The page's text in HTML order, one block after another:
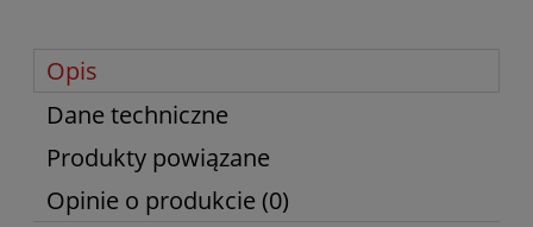
Opis
Dane techniczne
Produkty powiązane
Opinie o produkcie (0)